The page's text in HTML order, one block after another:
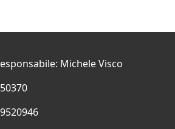
Michele Visco